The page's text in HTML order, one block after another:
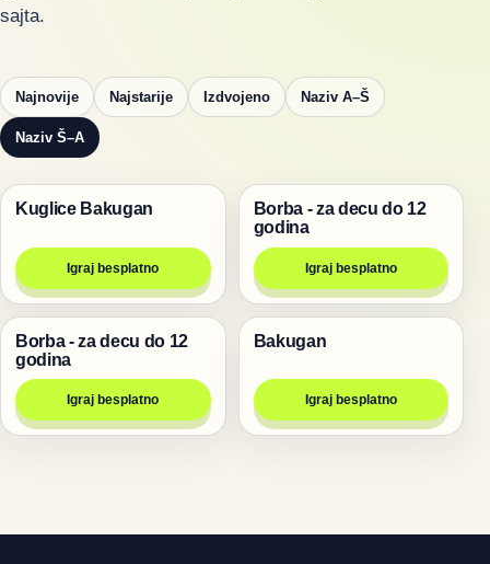
sajta.
Najnovije Najstarije Izdvojeno Naziv A–Š
Naziv Š–A
Bakugan igrice
Kuglice Bakugan
Igraj besplatno
Bakugan igrice
Borba - za decu do 12
godina
Igraj besplatno
Bakugan igrice
Borba - za decu do 12
godina
Igraj besplatno
Bakugan igrice
Bakugan
Igraj besplatno